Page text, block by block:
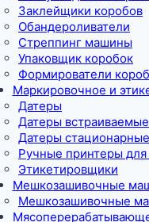
Заклейщики коробов
Обандероливатели
Стреппинг машины
Упаковщик коробок
Формирователи
Маркировочное и
Датеры
Датеры встраиваемые
Датеры стационарные
Ручные принтеры для
Этикетировщики
Мешкозашивочные
Мешкозашивочные